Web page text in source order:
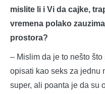
mislite li i Vi da cajke,
vremena polako
prostora?
– Mislim da je to nešto
opisati kao seks za jednu
super, ali poanta je da su